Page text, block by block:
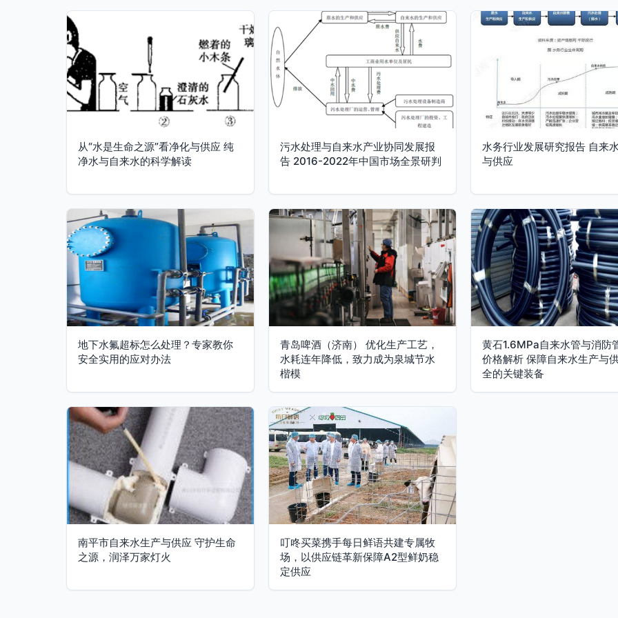
从“水是生命之源”看净化与供应 纯
净水与自来水的科学解读
污水处理与自来水产业协同发展报
告 2016-2022年中国市场全景研判
水务行业发展研究报告 自来
与供应
地下水氟超标怎么处理？专家教你
安全实用的应对办法
青岛啤酒（济南） 优化生产工艺，
水耗连年降低，致力成为泉城节水
楷模
黄石1.6MPa自来水管与消防
价格解析 保障自来水生产与
全的关键装备
南平市自来水生产与供应 守护生命
之源，润泽万家灯火
叮咚买菜携手每日鲜语共建专属牧
场，以供应链革新保障A2型鲜奶稳
定供应